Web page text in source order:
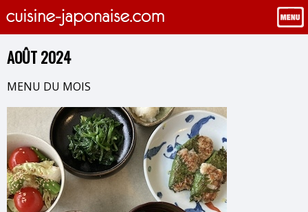
AOÛT 2024
MENU DU MOIS